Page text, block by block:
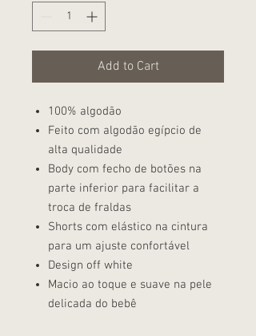
Add to Cart
100% algodão
Feito com algodão egípcio de
alta qualidade
Body com fecho de botões na
parte inferior para facilitar a
troca de fraldas
Shorts com elástico na cintura
para um ajuste confortável
Design off white
Macio ao toque e suave na pele
delicada do bebê